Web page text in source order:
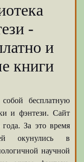
-
и
книги
собой бесплатную
и фэнтези. Сайт
За это время
окунулись в
научной